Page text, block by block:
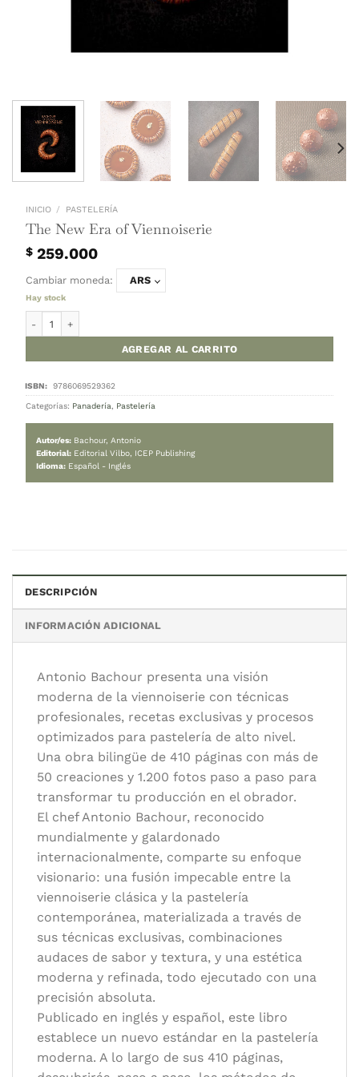
PASTELERÍA
$259.000
Cambiar moneda:
Hay stock
The New Era of Viennoiserie cantidad
Categorías:Panadería
Autor/es:Bachour, Antonio
Idioma:
Español - Inglés
DESCRIPCIÓN
INFORMACIÓN ADICIONAL
Antonio Bachour presenta una visión
moderna de la viennoiserie con técnicas
profesionales, recetas exclusivas y procesos
optimizados para pastelería de alto nivel.
Una obra bilingüe de 410 páginas con más de
50 creaciones y 1.200 fotos paso a paso para
transformar tu producción en el obrador.
El chef Antonio Bachour, reconocido
mundialmente y galardonado
internacionalmente, comparte su enfoque
visionario: una fusión impecable entre la
viennoiserie clásica y la pastelería
contemporánea, materializada a través de
sus técnicas exclusivas, combinaciones
audaces de sabor y textura, y una estética
moderna y refinada, todo ejecutado con una
precisión absoluta.
Publicado en inglés y español, este libro
establece un nuevo estándar en la pastelería
moderna. A lo largo de sus 410 páginas,